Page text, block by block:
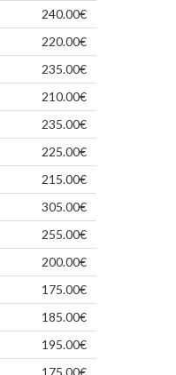
240.00€
220.00€
235.00€
210.00€
235.00€
225.00€
215.00€
305.00€
255.00€
200.00€
175.00€
185.00€
195.00€